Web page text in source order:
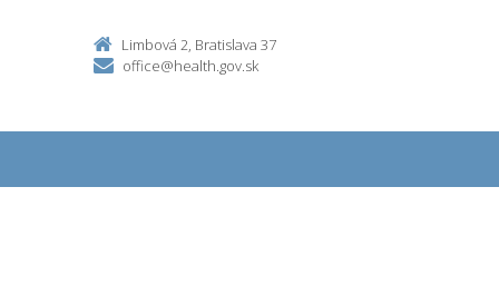
Limbová 2, Bratislava 37
office@health.gov.sk